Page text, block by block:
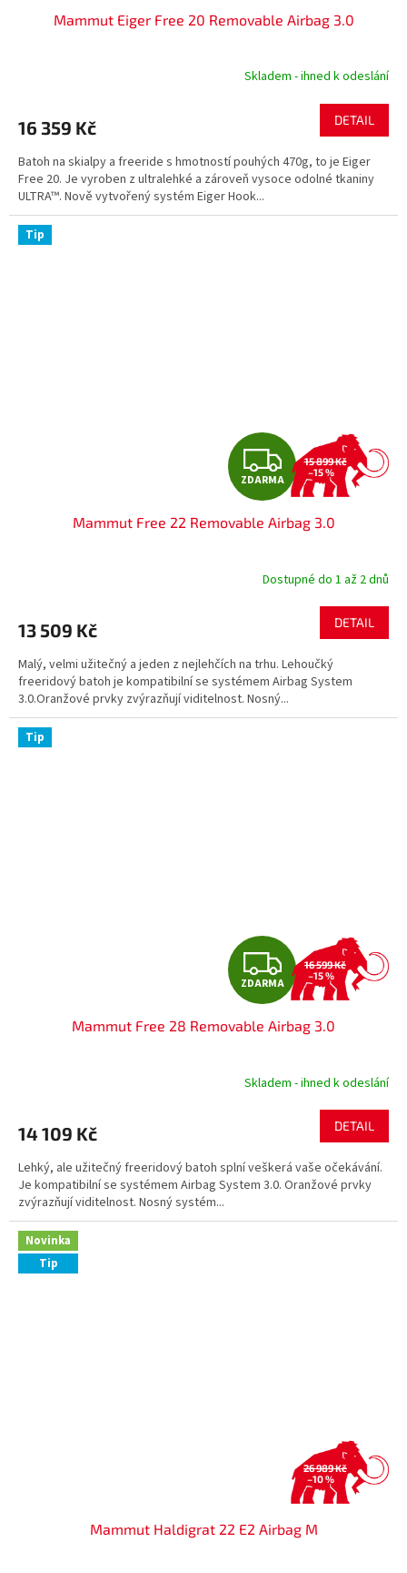
Mammut Eiger Free 20 Removable Airbag 3.0
Skladem - ihned k odeslání
16 359 Kč DETAIL
Batoh na skialpy a freeride s hmotností pouhých 470g, to je Eiger
Free 20. Je vyroben z ultralehké a zároveň vysoce odolné tkaniny
ULTRA™. Nově vytvořený systém Eiger Hook...
Tip
Z
D
A
R
A
ZDARMA
15 899 Kč
–15 %
Mammut Free 22 Removable Airbag 3.0
Dostupné do 1 až 2 dnů
13 509 Kč DETAIL
Malý, velmi užitečný a jeden z nejlehčích na trhu. Lehoučký
freeridový batoh je kompatibilní se systémem Airbag System
3.0.Oranžové prvky zvýrazňují viditelnost. Nosný...
Tip
Z
D
A
R
A
ZDARMA
16 599 Kč
–15 %
Mammut Free 28 Removable Airbag 3.0
Skladem - ihned k odeslání
14 109 Kč DETAIL
Lehký, ale užitečný freeridový batoh splní veškerá vaše očekávání.
Je kompatibilní se systémem Airbag System 3.0. Oranžové prvky
zvýrazňují viditelnost. Nosný systém...
Novinka
Tip
26 989 Kč
–10 %
Mammut Haldigrat 22 E2 Airbag M